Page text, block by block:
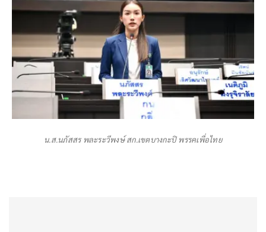
น.ส.นภัสสร พละระวีพงษ์ สก.เขตบางกะปิ พรรคเพื่อไทย